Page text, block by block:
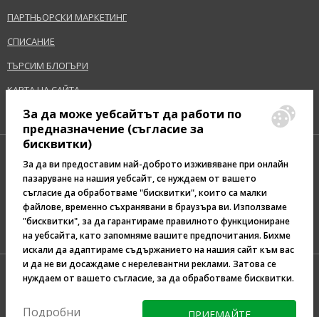
ПАРТНЬОРСКИ МАРКЕТИНГ
СПИСАНИЕ
ТЪРСИМ БЛОГЪРИ
КАРТА НА САЙТА
Pazaruvaj - Надежден
помощник за покупки
За да може уебсайтът да работи по
предназначение (съгласие за
бисквитки)
За да ви предоставим най-доброто изживяване при онлайн
пазаруване на нашия уебсайт, се нуждаем от вашето
съгласие да обработваме "бисквитки", които са малки
файлове, временно съхранявани в браузъра ви. Използваме
"бисквитки", за да гарантираме правилното функциониране
на уебсайта, като запомняме вашите предпочитания. Бихме
искали да адаптираме съдържанието на нашия сайт към вас
и да не ви досаждаме с нерелевантни реклами. Затова се
нуждаем от вашето съгласие, за да обработваме бисквитки.
Подробни